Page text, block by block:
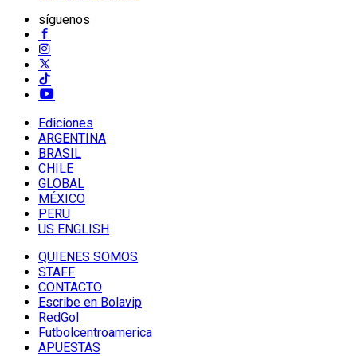
síguenos
Ediciones
ARGENTINA
BRASIL
CHILE
GLOBAL
MÉXICO
PERU
US ENGLISH
QUIENES SOMOS
STAFF
CONTACTO
Escribe en Bolavip
RedGol
Futbolcentroamerica
APUESTAS